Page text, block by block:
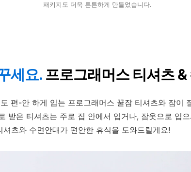
패키지도 더욱 튼튼하게 만들었습니다.
세요. 프로그래머스 티셔츠 &
편-안 하게 입는 프로그래머스 꿀잠 티셔츠와 잠이
받은 티셔츠는 주로 집 안에서 입거나, 잠옷으로 입
츠와 수면안대가 편안한 휴식을 도와드릴게요!